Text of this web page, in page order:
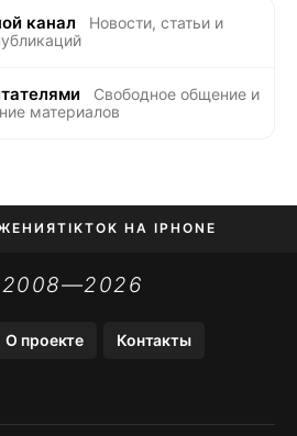
канал
Новости, статьи и
Свободное общение и
материалов
TIKTOK НА IPHONE
2008—2026
О проекте Контакты